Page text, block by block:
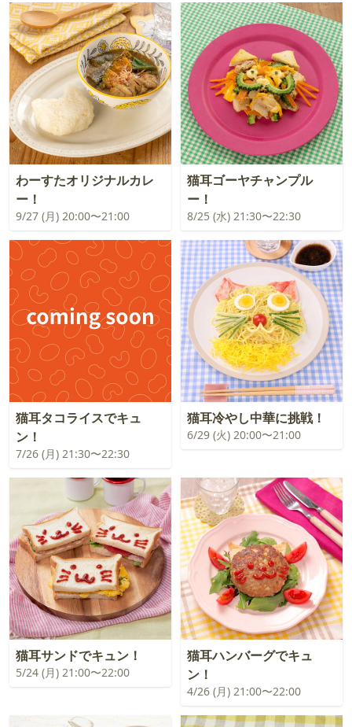
わーすたオリジナルカレ
ー！
9/27 (月) 20:00〜21:00
猫耳ゴーヤチャンプル
ー！
8/25 (水) 21:30〜22:30
猫耳タコライスでキュ
ン！
7/26 (月) 21:30〜22:30
猫耳冷やし中華に挑戦！
6/29 (火) 20:00〜21:00
猫耳サンドでキュン！
5/24 (月) 21:00〜22:00
猫耳ハンバーグでキュ
ン！
4/26 (月) 21:00〜22:00